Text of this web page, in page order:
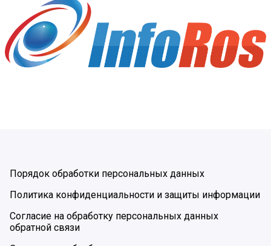
Порядок обработки персональных данных
Политика конфиденциальности и защиты информации
Согласие на обработку персональных данных
обратной связи